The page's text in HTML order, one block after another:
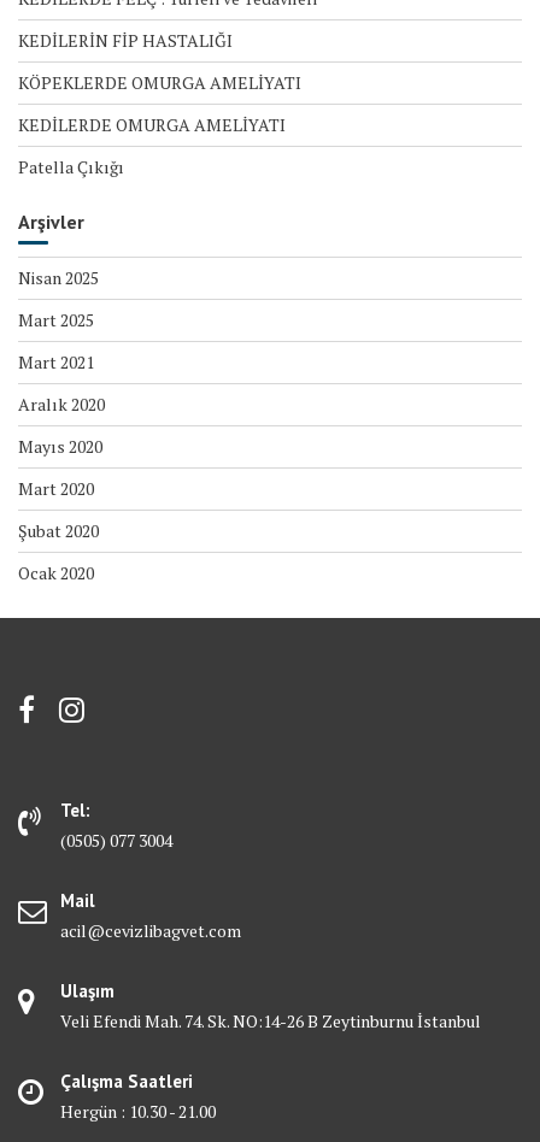
KEDİLERİN FİP HASTALIĞI
KÖPEKLERDE OMURGA AMELİYATI
KEDİLERDE OMURGA AMELİYATI
Patella Çıkığı
Arşivler
Nisan 2025
Mart 2025
Mart 2021
Aralık 2020
Mayıs 2020
Mart 2020
Şubat 2020
Ocak 2020
Tel:
(0505) 077 3004
Mail
acil@cevizlibagvet.com
Ulaşım
Veli Efendi Mah. 74. Sk. NO:14-26 B Zeytinburnu İstanbul
Çalışma Saatleri
Hergün : 10.30 - 21.00